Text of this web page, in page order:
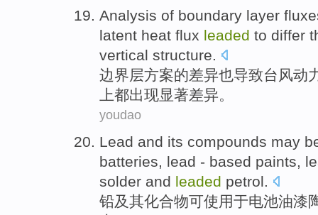
Analysis of boundary layer
latent heat flux leaded to differ
vertical structure.
边界层方案的差异也导致台风动
上都出现显著差异。
youdao
Lead and its compounds may
batteries, lead - based paints,
solder and leaded petrol.
铅及其化合物可使用于电池油漆